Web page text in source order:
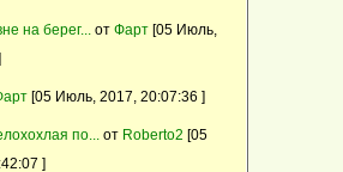
на берег... от Фарт [05 Июль,
[05 Июль, 2017, 20:07:36 ]
по... от Roberto2 [05
]